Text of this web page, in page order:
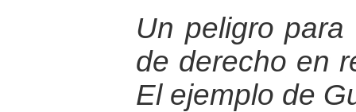
Un peligro
de derecho en
El ejemplo de